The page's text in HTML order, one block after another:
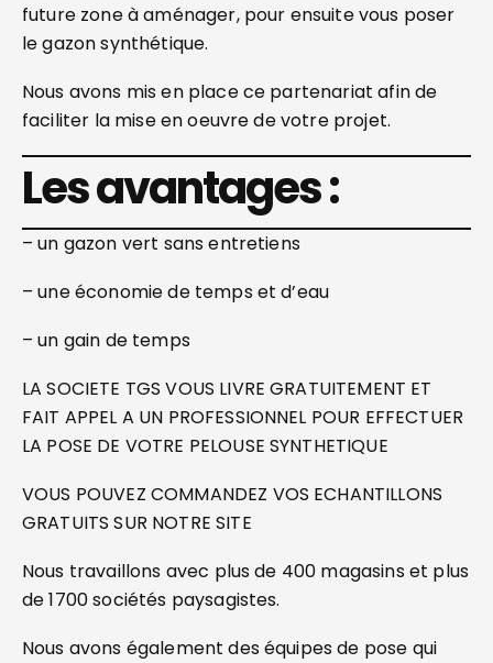
future zone à aménager, pour ensuite vous poser
le gazon synthétique.
Nous avons mis en place ce partenariat afin de
faciliter la mise en oeuvre de votre projet.
Les avantages :
– un gazon vert sans entretiens
– une économie de temps et d’eau
– un gain de temps
LA SOCIETE TGS VOUS LIVRE GRATUITEMENT ET
FAIT APPEL A UN PROFESSIONNEL POUR EFFECTUER
LA POSE DE VOTRE PELOUSE SYNTHETIQUE
VOUS POUVEZ COMMANDEZ VOS ECHANTILLONS
GRATUITS SUR NOTRE SITE
Nous travaillons avec plus de 400 magasins et plus
de 1700 sociétés paysagistes.
Nous avons également des équipes de pose qui